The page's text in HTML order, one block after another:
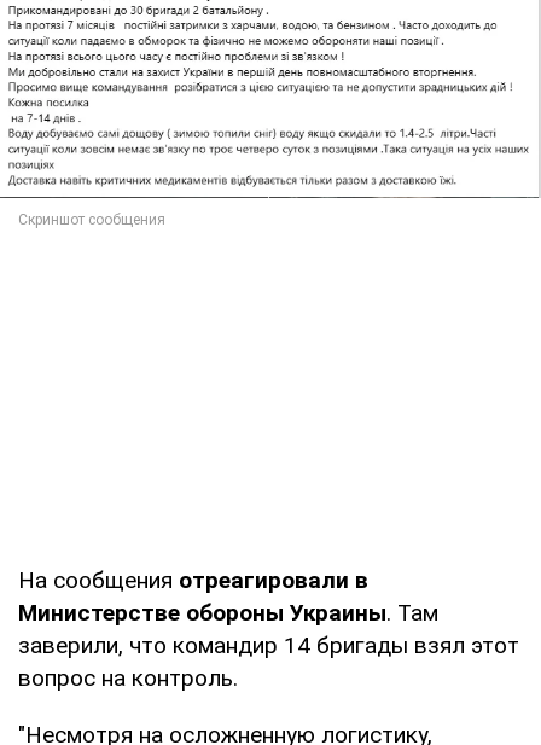
На сообщения отреагировали в
Министерстве обороны Украины. Там
заверили, что командир 14 бригады взял этот
вопрос на контроль.
"Несмотря на осложненную логистику,